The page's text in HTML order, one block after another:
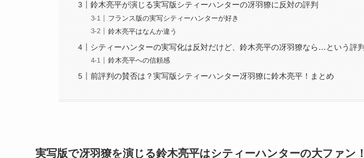
鈴木亮平が演じる実写版シティーハンターの冴羽獠に反対の評判
フランス版の実写シティーハンターが好き
鈴木亮平はなんか違う
シティーハンターの実写化は反対だけど、鈴木亮平の冴羽獠なら…という評判
鈴木亮平への信頼感
前評判の賛否は？実写版シティーハンター冴羽獠に鈴木亮平！まとめ
実写版で冴羽獠を演じる鈴木亮平はシティーハンターの大ファン！